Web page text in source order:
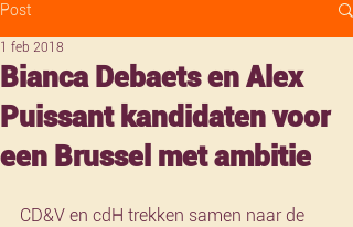
Post
Bianca Debaets en Alex
Puissant kandidaten voor
een Brussel met ambitie
1 feb 2018
CD&V en cdH trekken samen naar de